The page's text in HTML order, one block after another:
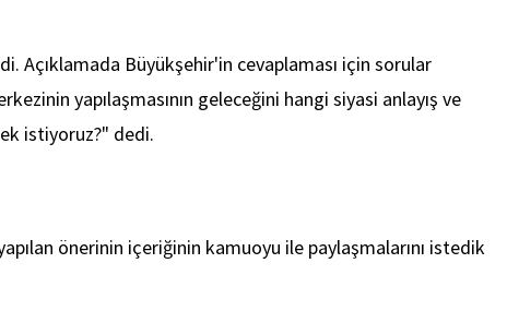
Büyükşehir'in cevaplaması için sorular
yapılaşmasının geleceğini hangi siyasi anlayış ve
istiyoruz?" dedi.
önerinin içeriğinin kamuoyu ile paylaşmalarını istedik